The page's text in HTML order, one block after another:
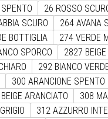
26 ROSSO
SCURO 264 AVANA
BOTTIGLIA 274 VERDE
SPORCO 2827 BEIGE
292 BIANCO
300 ARANCIONE SPENTO
ARANCIATO 308
312 AZZURRO